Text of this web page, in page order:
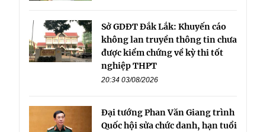
Sở GDĐT Đắk Lắk: Khuyến cáo
không lan truyền thông tin chưa
được kiểm chứng về kỳ thi tốt
nghiệp THPT
20:34 03/08/2026
Đại tướng Phan Văn Giang trình
Quốc hội sửa chức danh, hạn tuổi